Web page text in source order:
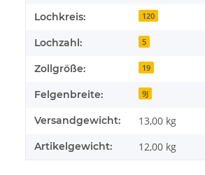
Lochkreis: 120
Lochzahl: 5
Zollgröße: 19
Felgenbreite: 9J
Versandgewicht: 13,00 kg
Artikelgewicht: 12,00 kg